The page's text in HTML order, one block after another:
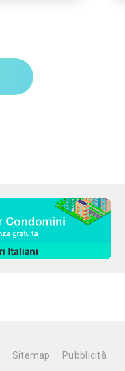
Sitemap Pubblicità